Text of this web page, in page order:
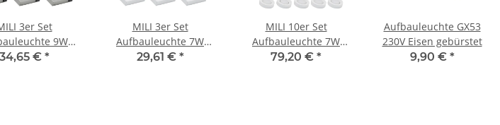
3er Set
9W
Tageslicht
34,65 € *
MILI 3er Set
Aufbauleuchte 7W
GX53 4000K Tageslicht
29,61 € *
MILI 10er Set
Aufbauleuchte 7W
GX53 4000K Tageslicht
79,20 € *
Aufbauleuchte GX53
230V Eisen gebürstet
9,90 € *